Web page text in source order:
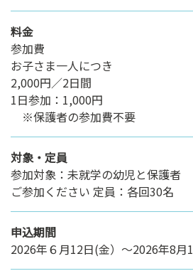
料金
参加費
お子さま一人につき
2,000円／2日間
1日参加：1,000円
※保護者の参加費不要
対象・定員
参加対象：未就学の幼児と保護
ご参加ください 定員：各回30名
申込期間
2026年６月12日(金）～2026年8月